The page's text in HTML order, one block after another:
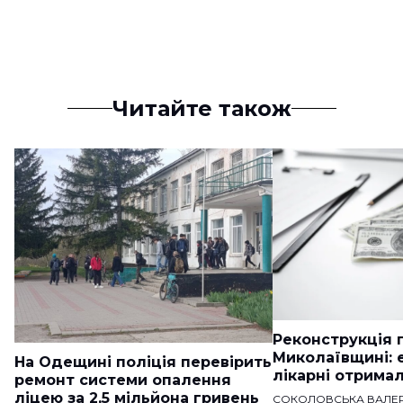
Читайте також
На Одещині поліція перевірить
ремонт системи опалення
ліцею за 2,5 мільйона гривень
Реконструкція
Миколаївщині:
лікарні
СОКОЛОВСЬКА